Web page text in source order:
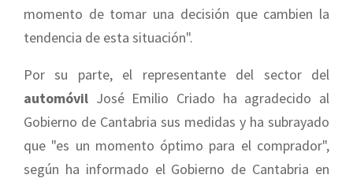
momento de tomar una decisión que cambien la
tendencia de esta situación".
Por su parte, el representante del sector del
automóvil José Emilio Criado ha agradecido al
Gobierno de Cantabria sus medidas y ha subrayado
que "es un momento óptimo para el comprador",
según ha informado el Gobierno de Cantabria en